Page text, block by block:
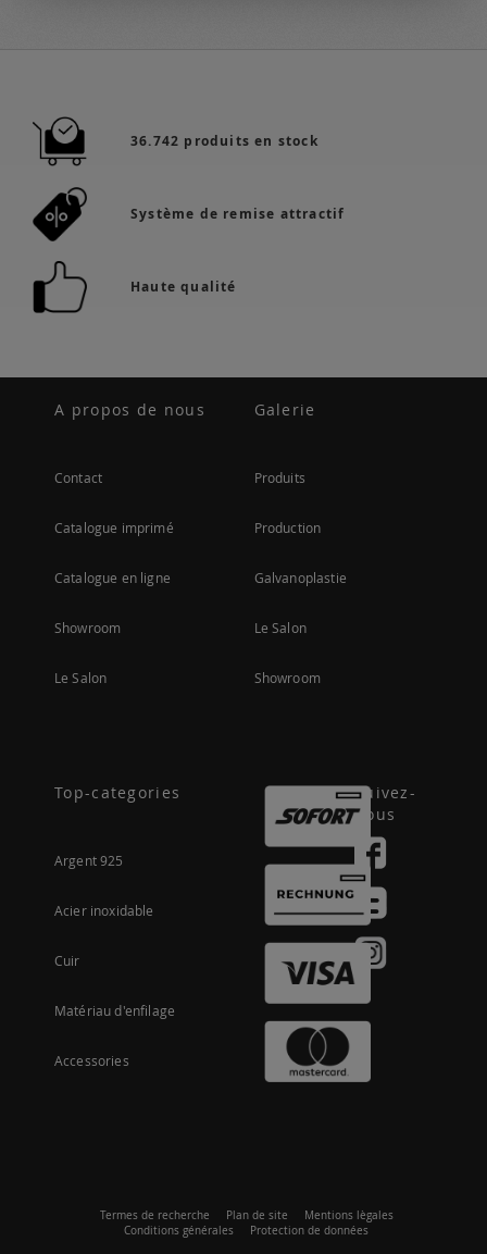
36.742 produits en stock
Système de remise attractif
Haute qualité
A propos de nous
Contact
Catalogue imprimé
Catalogue en ligne
Showroom
Le Salon
Galerie
Produits
Production
Galvanoplastie
Le Salon
Showroom
Top-categories
Argent 925
Acier inoxidable
Cuir
Matériau d'enfilage
Accessories
Suivez-
nous
Termes de recherche Plan de site
Mentions lègales
Conditions générales
Protection de données